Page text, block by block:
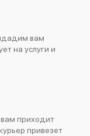
вам
на услуги и
приходит
привезет